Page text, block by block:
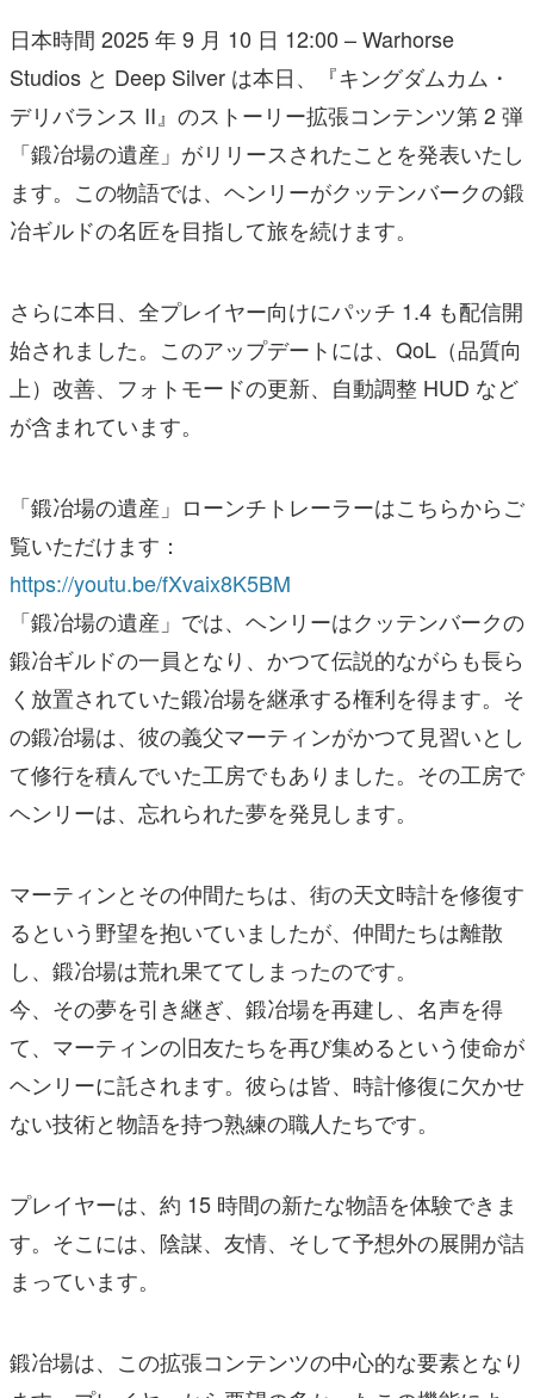
日本時間 2025 年 9 月 10 日 12:00 – Warhorse
Studios と Deep Silver は本日、『キングダムカム・
デリバランス II』のストーリー拡張コンテンツ第 2 弾
「鍛冶場の遺産」がリリースされたことを発表いたし
ます。この物語では、ヘンリーがクッテンバークの鍛
冶ギルドの名匠を目指して旅を続けます。
さらに本日、全プレイヤー向けにパッチ 1.4 も配信開
始されました。このアップデートには、QoL（品質向
上）改善、フォトモードの更新、自動調整 HUD など
が含まれています。
「鍛冶場の遺産」ローンチトレーラーはこちらからご
覧いただけます：
https://youtu.be/fXvaix8K5BM
「鍛冶場の遺産」では、ヘンリーはクッテンバークの
鍛冶ギルドの一員となり、かつて伝説的ながらも長ら
く放置されていた鍛冶場を継承する権利を得ます。そ
の鍛冶場は、彼の義父マーティンがかつて見習いとし
て修行を積んでいた工房でもありました。その工房で
ヘンリーは、忘れられた夢を発見します。
マーティンとその仲間たちは、街の天文時計を修復す
るという野望を抱いていましたが、仲間たちは離散
し、鍛冶場は荒れ果ててしまったのです。
今、その夢を引き継ぎ、鍛冶場を再建し、名声を得
て、マーティンの旧友たちを再び集めるという使命が
ヘンリーに託されます。彼らは皆、時計修復に欠かせ
ない技術と物語を持つ熟練の職人たちです。
プレイヤーは、約 15 時間の新たな物語を体験できま
す。そこには、陰謀、友情、そして予想外の展開が詰
まっています。
鍛冶場は、この拡張コンテンツの中心的な要素となり